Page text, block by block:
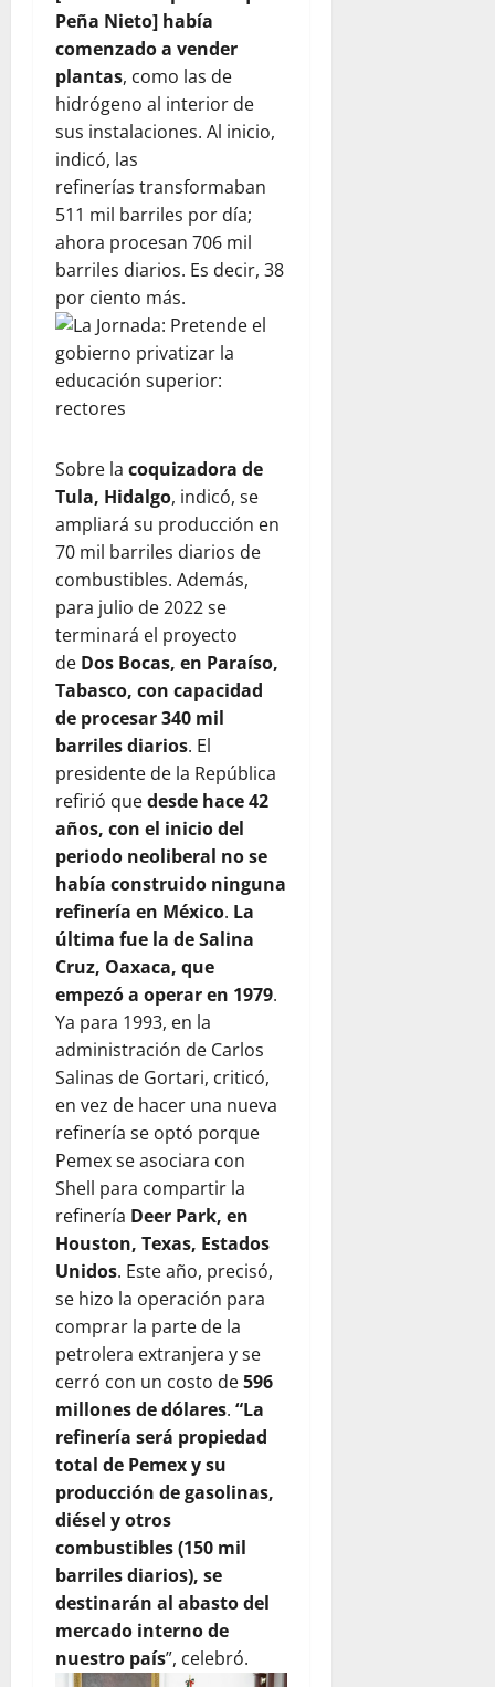
Peña Nieto] había
comenzado a vender
plantas, como las de
hidrógeno al interior de
sus instalaciones. Al inicio,
indicó, las
refinerías transformaban
511 mil barriles por día;
ahora procesan 706 mil
barriles diarios. Es decir, 38
por ciento más.
Sobre la coquizadora de
Tula, Hidalgo, indicó, se
ampliará su producción en
70 mil barriles diarios de
combustibles. Además,
para julio de 2022 se
terminará el proyecto
de Dos Bocas, en Paraíso,
Tabasco, con capacidad
de procesar 340 mil
barriles diarios. El
presidente de la República
refirió quedesde hace 42
años, con el inicio del
periodo neoliberal no se
había construido ninguna
refinería en México. La
última fue la de Salina
Cruz, Oaxaca, que
empezó a operar en 1979.
Ya para 1993, en la
administración de Carlos
Salinas de Gortari, criticó,
en vez de hacer una nueva
refinería se optó porque
Pemex se asociara con
Shell para compartir la
refinería Deer Park, en
Houston, Texas, Estados
Unidos. Este año, precisó,
se hizo la operación para
comprar la parte de la
petrolera extranjera y se
cerró con un costo de596
millones de dólares. “La
refinería será propiedad
total de Pemex y su
producción de gasolinas,
diésel y otros
combustibles (150 mil
barriles diarios), se
destinarán al abasto del
mercado interno de
nuestro país”, celebró.